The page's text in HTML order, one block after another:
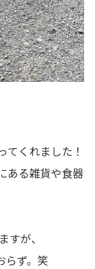
くれました！
ある雑貨や食器
が、
らず。笑